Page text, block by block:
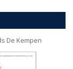
De Kempen